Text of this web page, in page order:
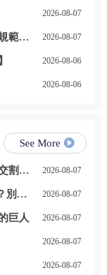
2026-08-07
範，
2026-08-07
2026-08-06
2026-08-06
See More
割救
2026-08-07
別
2026-08-07
巨人 2026-08-07
2026-08-07
2026-08-07